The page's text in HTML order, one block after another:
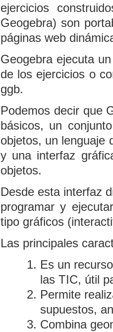
ejercicios
Geogebra) son
páginas web
Geogebra ejecuta
de los ejercicios o
ggb.
Podemos decir que
básicos, un
objetos, un lenguaje
y una interfaz
objetos.
Desde esta interfaz
programar y
tipo gráficos
Las principales
Es un
las TIC, útil
Permite
supuestos,
Combina